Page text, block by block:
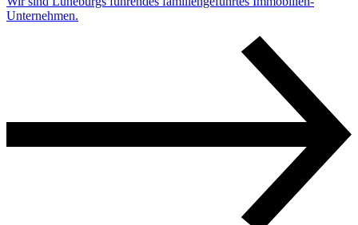
Unternehmen.